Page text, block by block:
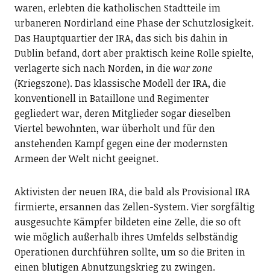
waren, erlebten die katholischen Stadtteile im
urbaneren Nordirland eine Phase der Schutzlosigkeit.
Das Hauptquartier der IRA, das sich bis dahin in
Dublin befand, dort aber praktisch keine Rolle spielte,
verlagerte sich nach Norden, in diewar zone
(Kriegszone). Das klassische Modell der IRA, die
konventionell in Bataillone und Regimenter
gegliedert war, deren Mitglieder sogar dieselben
Viertel bewohnten, war überholt und für den
anstehenden Kampf gegen eine der modernsten
Armeen der Welt nicht geeignet.
Aktivisten der neuen IRA, die bald als Provisional IRA
firmierte, ersannen das Zellen-System. Vier sorgfältig
ausgesuchte Kämpfer bildeten eine Zelle, die so oft
wie möglich außerhalb ihres Umfelds selbständig
Operationen durchführen sollte, um so die Briten in
einen blutigen Abnutzungskrieg zu zwingen.